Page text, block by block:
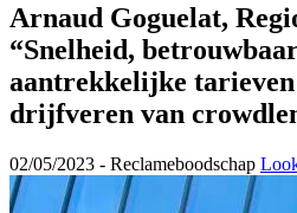
Arnaud Goguelat,
“Snelheid,
aantrekkelijke
drijfveren van
02/05/2023 - Reclameboodschap